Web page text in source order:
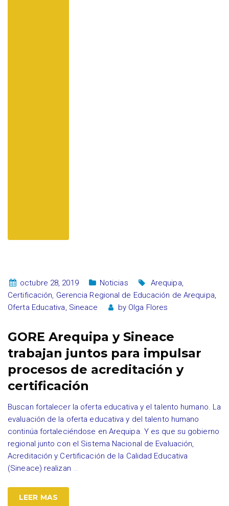
octubre 28, 2019 Noticias Arequipa,
Certificación, Gerencia Regional de Educación de Arequipa,
Oferta Educativa, Sineace by Olga Flores
GORE Arequipa y Sineace
trabajan juntos para impulsar
procesos de acreditación y
certificación
Buscan fortalecer la oferta educativa y el talento humano. La
evaluación de la oferta educativa y del talento humano
continúa fortaleciéndose en Arequipa. Y es que su gobierno
regional junto con el Sistema Nacional de Evaluación,
Acreditación y Certificación de la Calidad Educativa
(Sineace) realizan …
LEER MAS